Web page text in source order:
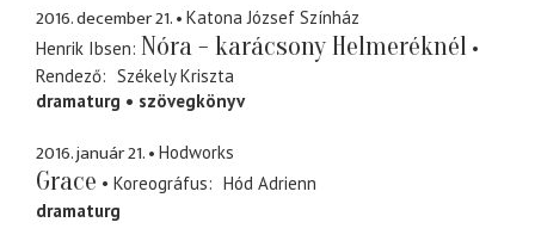
2016. december 21.
Katona József Színház
Henrik Ibsen Nóra - karácsony Helmeréknél
Rendező
Székely Kriszta
dramaturg
szövegkönyv
2016. január 21. Hodworks
Grace Koreográfus
Hód Adrienn
dramaturg